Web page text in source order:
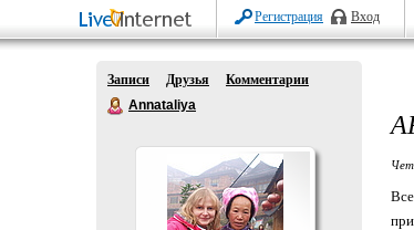
Регистрация Вход
Записи Друзья
Комментарии
Annataliya